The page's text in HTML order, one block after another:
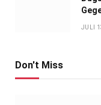
JULI
Don't Miss